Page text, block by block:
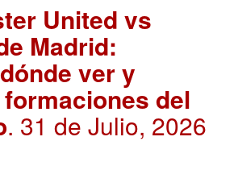
United vs
Madrid:
ver y
del
. 31 de Julio, 2026